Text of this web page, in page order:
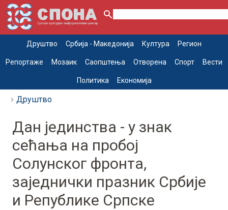
Друштво Србија - Македонија Култура Регион
Репортаже Мозаик Саопштења Отворена Спорт Вести
Политика Економија
Друштво
Дан јединства - у знак
сећања на пробој
Солунског фронта,
заједнички празник Србије
и Републике Српске